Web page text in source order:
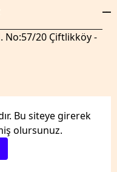
Bu siteye girerek
olursunuz.
No:57/20 Çiftlikköy -
saklıdır.